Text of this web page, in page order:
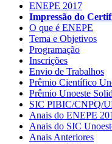
ENEPE 2017
Impressão do
O que é ENEPE
Tema e Objetivos
Programação
Inscrições
Envio de Trabalhos
Prêmio Científico
Prêmio Unoeste
SIC PIBIC/CNPQ/
Anais do ENEPE
Anais do SIC
Anais Anteriores